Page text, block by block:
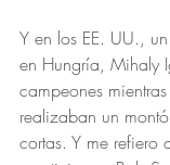
Y en los EE. UU.,
en Hungría, Mihaly
campeones
realizaban un
cortas. Y me refiero